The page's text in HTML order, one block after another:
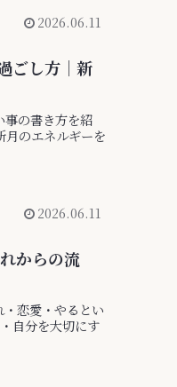
2026.06.11
ごし方｜新
事の書き方を紹
月のエネルギーを
2026.06.11
からの流
恋愛・やるとい
自分を大切にす